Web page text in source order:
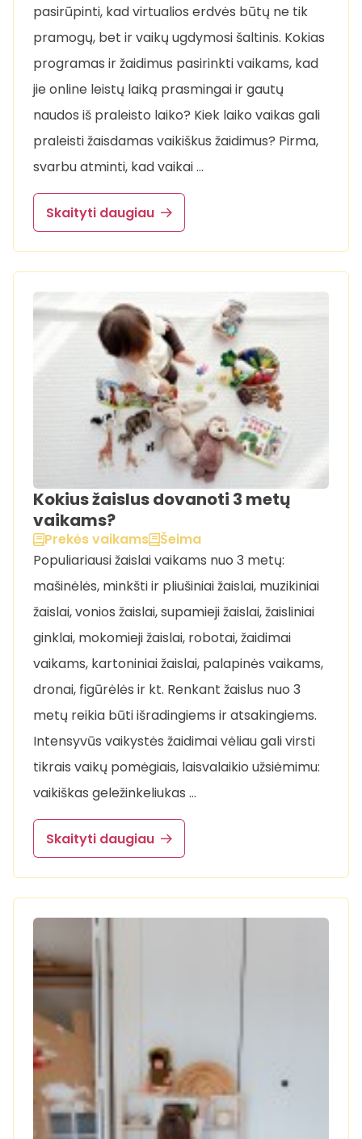
pasirūpinti, kad virtualios erdvės būtų ne tik
pramogų, bet ir vaikų ugdymosi šaltinis. Kokias
programas ir žaidimus pasirinkti vaikams, kad
jie online leistų laiką prasmingai ir gautų
naudos iš praleisto laiko? Kiek laiko vaikas gali
praleisti žaisdamas vaikiškus žaidimus? Pirma,
svarbu atminti, kad vaikai …
Skaityti daugiau
Kokius žaislus dovanoti 3 metų
vaikams?
Prekės vaikams
Šeima
Populiariausi žaislai vaikams nuo 3 metų:
mašinėlės, minkšti ir pliušiniai žaislai, muzikiniai
žaislai, vonios žaislai, supamieji žaislai, žaisliniai
ginklai, mokomieji žaislai, robotai, žaidimai
vaikams, kartoniniai žaislai, palapinės vaikams,
dronai, figūrėlės ir kt. Renkant žaislus nuo 3
metų reikia būti išradingiems ir atsakingiems.
Intensyvūs vaikystės žaidimai vėliau gali virsti
tikrais vaikų pomėgiais, laisvalaikio užsiėmimu:
vaikiškas geležinkeliukas …
Skaityti daugiau